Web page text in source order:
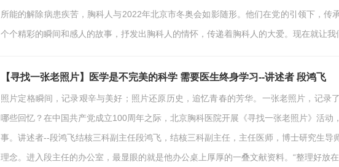
所能的解除病患疾苦，胸科人与2022年北京市冬奥会如影随形。他们在党的引领下，传
个个精彩的瞬间和感人的故事，抒发出胸科人的情怀，传递着胸科人的大爱。现在就让我
觉却像过了好久。可能这种错觉来源于在这短短2周…
【寻找一张老照片】医学是不完美的科学 需要医生终身学习--讲述者 段鸿飞
照片定格瞬间，记录艰辛与美好；照片还原历史，追忆青春的芳华。一张老照片，记录
哪些回忆？在中国共产党成立100周年之际，北京胸科医院开展《寻找一张老照片》活动
事。讲述者--段鸿飞结核三科副主任段鸿飞，结核三科副主任，主任医师，博士研究生导
理念。进入段主任的办公室，最显眼的就是他办公桌上厚厚的一叠文献资料。“整理好放